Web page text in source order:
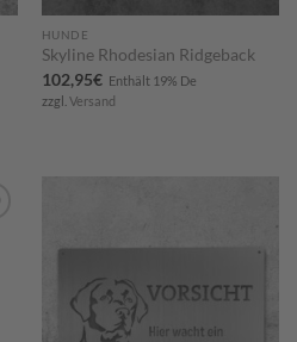
HUNDE
Skyline Rhodesian Ridgeback
102,95€ Enthält 19% De
zzgl. Versand
Merkzettel